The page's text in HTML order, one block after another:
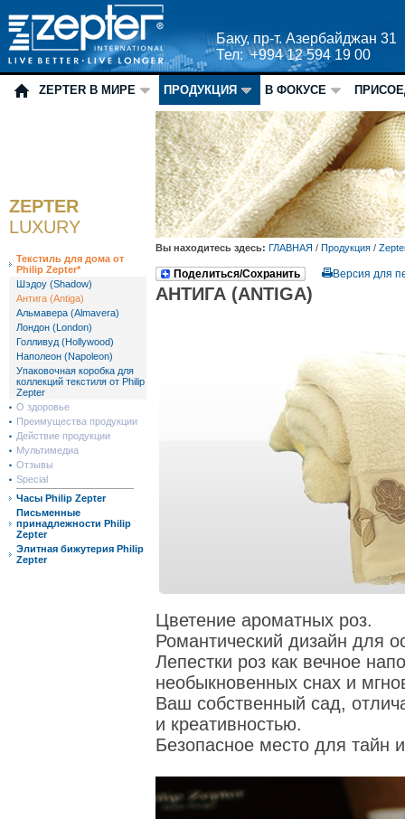
Баку, пр-т. Азербайджан 31
Тел: +994 12 594 19 00
ZEPTER В МИРЕ ПРОДУКЦИЯ В ФОКУСЕ
ZEPTER
LUXURY
Текстиль для дома от
Philip Zepter*
Шэдоу (Shadow)
Антига (Antiga)
Альмавера (Almavera)
Лондон (London)
Голливуд (Hollywood)
Наполеон (Napoleon)
Упаковочная коробка для
коллекций текстиля от Philip
Zepter
О здоровье
Преимущества продукции
Действие продукции
Мультимедиа
Отзывы
Special
Часы Philip Zepter
Письменные
принадлежности Philip
Zepter
Элитная бижутерия Philip
Zepter
Вы находитесь здесь: ГЛАВНАЯ / Продукция /
Поделиться/Сохранить Версия для
АНТИГА (ANTIGA)
Цветение ароматных роз.
Романтический дизайн для
Лепестки роз как вечное
необыкновенных снах и
Ваш собственный сад,
и креативностью.
Безопасное место для тайн